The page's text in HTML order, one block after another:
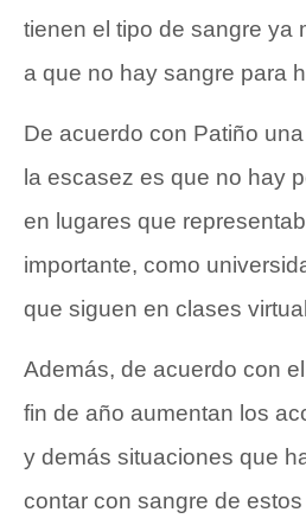
tienen el tipo de sangre ya
a que no hay sangre para
De acuerdo con Patiño
la escasez es que no hay
en lugares que
importante, como
que siguen en clases
Además, de acuerdo con
fin de año aumentan los
y demás situaciones que
contar con sangre de